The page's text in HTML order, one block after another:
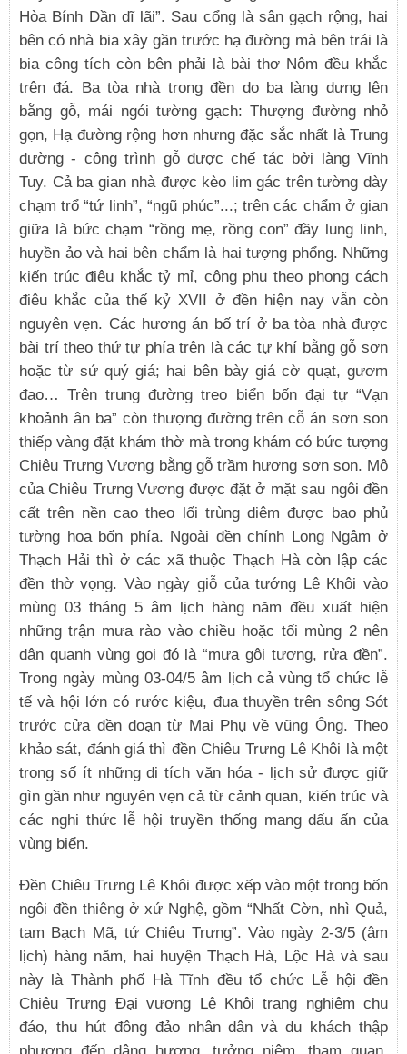
Hòa Bính Dần dĩ lãi”. Sau cổng là sân gạch rộng, hai
bên có nhà bia xây gần trước hạ đường mà bên trái là
bia công tích còn bên phải là bài thơ Nôm đều khắc
trên đá. Ba tòa nhà trong đền do ba làng dựng lên
bằng gỗ, mái ngói tường gạch: Thượng đường nhỏ
gọn, Hạ đường rộng hơn nhưng đặc sắc nhất là Trung
đường - công trình gỗ được chế tác bởi làng Vĩnh
Tuy. Cả ba gian nhà được kèo lim gác trên tường dày
chạm trổ “tứ linh”, “ngũ phúc”...; trên các chẩm ở gian
giữa là bức chạm “rồng mẹ, rồng con” đầy lung linh,
huyền ảo và hai bên chẩm là hai tượng phổng. Những
kiến trúc điêu khắc tỷ mỉ, công phu theo phong cách
điêu khắc của thế kỷ XVII ở đền hiện nay vẫn còn
nguyên vẹn. Các hương án bố trí ở ba tòa nhà được
bài trí theo thứ tự phía trên là các tự khí bằng gỗ sơn
hoặc từ sứ quý giá; hai bên bày giá cờ quạt, gươm
đao… Trên trung đường treo biển bốn đại tự “Vạn
khoảnh ân ba” còn thượng đường trên cỗ án sơn son
thiếp vàng đặt khám thờ mà trong khám có bức tượng
Chiêu Trưng Vương bằng gỗ trầm hương sơn son. Mộ
của Chiêu Trưng Vương được đặt ở mặt sau ngôi đền
cất trên nền cao theo lối trùng diêm được bao phủ
tường hoa bốn phía. Ngoài đền chính Long Ngâm ở
Thạch Hải thì ở các xã thuộc Thạch Hà còn lập các
đền thờ vọng. Vào ngày giỗ của tướng Lê Khôi vào
mùng 03 tháng 5 âm lịch hàng năm đều xuất hiện
những trận mưa rào vào chiều hoặc tối mùng 2 nên
dân quanh vùng gọi đó là “mưa gội tượng, rửa đền”.
Trong ngày mùng 03-04/5 âm lịch cả vùng tổ chức lễ
tế và hội lớn có rước kiệu, đua thuyền trên sông Sót
trước cửa đền đoạn từ Mai Phụ về vũng Ông. Theo
khảo sát, đánh giá thì đền Chiêu Trưng Lê Khôi là một
trong số ít những di tích văn hóa - lịch sử được giữ
gìn gần như nguyên vẹn cả từ cảnh quan, kiến trúc và
các nghi thức lễ hội truyền thống mang dấu ấn của
vùng biển.
Đền Chiêu Trưng Lê Khôi được xếp vào một trong bốn
ngôi đền thiêng ở xứ Nghệ, gồm “Nhất Cờn, nhì Quả,
tam Bạch Mã, tứ Chiêu Trưng”. Vào ngày 2-3/5 (âm
lịch) hàng năm, hai huyện Thạch Hà, Lộc Hà và sau
này là Thành phố Hà Tĩnh đều tổ chức Lễ hội đền
Chiêu Trưng Đại vương Lê Khôi trang nghiêm chu
đáo, thu hút đông đảo nhân dân và du khách thập